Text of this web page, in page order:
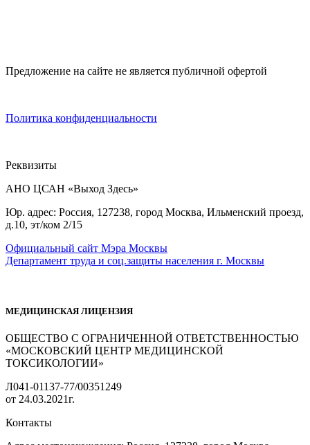
Предложение на сайте не является публичной офертой
Политика конфиденциальности
Реквизиты
АНО ЦСАН «Выход Здесь»
Юр. адрес: Россия, 127238, город Москва, Ильменский проезд,
д.10, эт/ком 2/15
Официальный сайт Мэра Москвы
Департамент труда и соц.защиты населения г. Москвы
МЕДИЦИНСКАЯ ЛИЦЕНЗИЯ
ОБЩЕСТВО С ОГРАНИЧЕННОЙ ОТВЕТСТВЕННОСТЬЮ
«МОСКОВСКИЙ ЦЕНТР МЕДИЦИНСКОЙ
ТОКСИКОЛОГИИ»
Л041-01137-77/00351249
от 24.03.2021г.
Контакты